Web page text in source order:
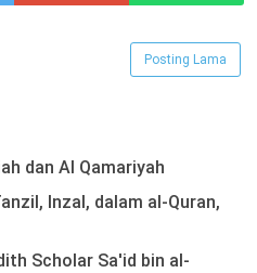
Posting Lama
dan Al Qamariyah
Inzal, dalam al-Quran,
Scholar Sa'id bin al-